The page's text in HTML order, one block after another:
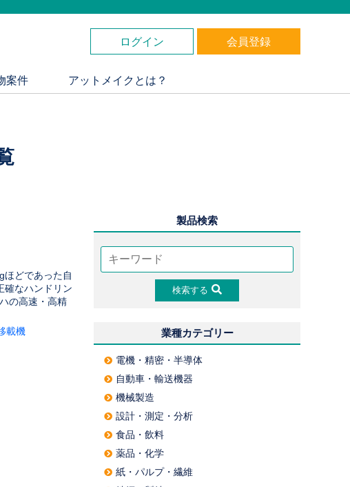
ログイン 会員登録
案件 アットメイクとは？
ほどであった自
確なハンドリン
の高速・高精
載機
製品検索
検索する
業種カテゴリー
電機・精密・半導体
自動車・輸送機器
機械製造
設計・測定・分析
食品・飲料
薬品・化学
紙・パルプ・繊維